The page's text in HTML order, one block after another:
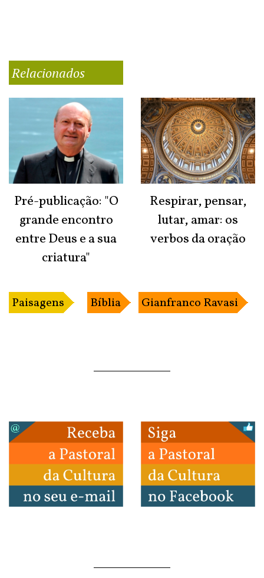
Relacionados
Pré-publicação: "O
grande encontro
entre Deus e a sua
criatura"
Respirar, pensar,
lutar, amar: os
verbos da oração
Paisagens Bíblia Gianfranco Ravasi